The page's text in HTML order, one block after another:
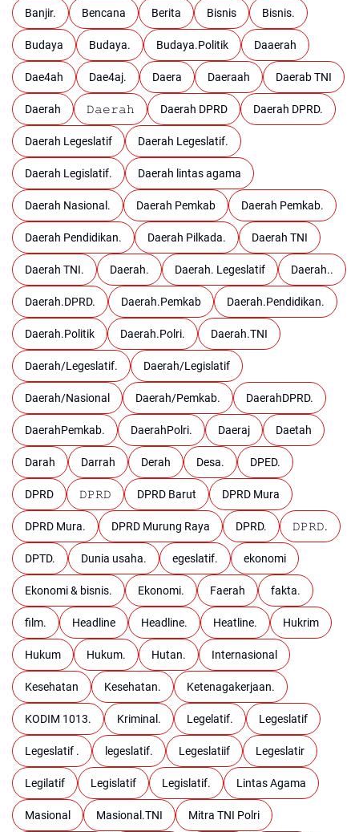
Banjir. Bencana Berita Bisnis Bisnis.
Budaya Budaya. Budaya.Politik Daaerah
Dae4ah Dae4aj. Daera Daeraah Daerab TNI
Daerah 𝙳𝚊𝚎𝚛𝚊𝚑 Daerah DPRD Daerah DPRD.
Daerah Legeslatif Daerah Legeslatif.
Daerah Legislatif. Daerah lintas agama
Daerah Nasional. Daerah Pemkab Daerah Pemkab.
Daerah Pendidikan. Daerah Pilkada. Daerah TNI
Daerah TNI. Daerah. Daerah. Legeslatif Daerah..
Daerah.DPRD. Daerah.Pemkab Daerah.Pendidikan.
Daerah.Politik Daerah.Polri. Daerah.TNI
Daerah/Legeslatif. Daerah/Legislatif
Daerah/Nasional Daerah/Pemkab. DaerahDPRD.
DaerahPemkab. DaerahPolri. Daeraj Daetah
Darah Darrah Derah Desa. DPED.
DPRD 𝙳𝙿𝚁𝙳 DPRD Barut DPRD Mura
DPRD Mura. DPRD Murung Raya DPRD. 𝙳𝙿𝚁𝙳.
DPTD. Dunia usaha. egeslatif. ekonomi
Ekonomi & bisnis. Ekonomi. Faerah fakta.
film. Headline Headline. Heatline. Hukrim
Hukum Hukum. Hutan. Internasional
Kesehatan Kesehatan. Ketenagakerjaan.
KODIM 1013. Kriminal. Legelatif. Legeslatif
Legeslatif . legeslatif. Legeslatiif Legeslatir
Legilatif Legislatif Legislatif. Lintas Agama
Masional Masional.TNI Mitra TNI Polri